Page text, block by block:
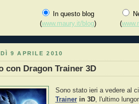
In questo blog
(www.maury.it/blog)
(
9 APRILE 2010
con Dragon Trainer 3D
Sono stato ieri a vedere al
Trainerin 3D, l'ultimo